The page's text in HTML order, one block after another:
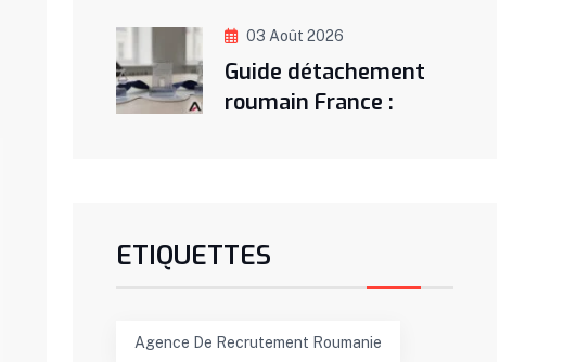
03 Août 2026
Guide détachement
roumain France :
ETIQUETTES
Agence De Recrutement Roumanie